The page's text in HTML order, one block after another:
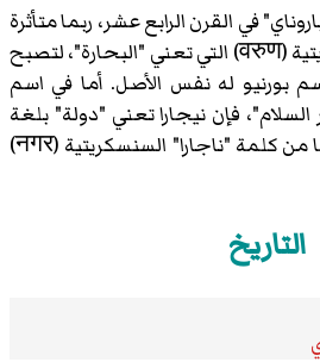
في القرن الرابع عشر، ربما متأثرة
بكلمة "فاروناي" السنسكريتية (वरुण) التي تعني "البحارة"، لتصبح
بورنيو له نفس الأصل. أما في اسم
السلام"، فإن نيجارا تعني "دولة" بلغة
المالايو، وهي مشتقة أيضا من كلمة "ناجارا" السنسكريتية (नगर)
التاريخ